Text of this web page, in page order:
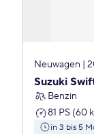
Neuwagen |
Suzuki
Benzin
81 PS (60
in 3 bis 5